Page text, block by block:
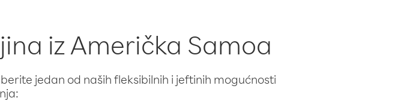
iz Američka Samoa
jedan od naših fleksibilnih i jeftinih mogućnosti